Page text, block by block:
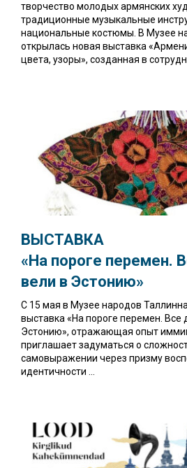
творчество молодых армянских
традиционные музыкальные
национальные костюмы. В Музее
открылась новая выставка
цвета, узоры», созданная в
ВЫСТАВКА
«На пороге перемен.
вели в Эстонию»
С 15 мая в Музее народов
выставка «На пороге перемен. Все
Эстонию», отражающая опыт
приглашает задуматься о
самовыражении через призму
идентичности ...